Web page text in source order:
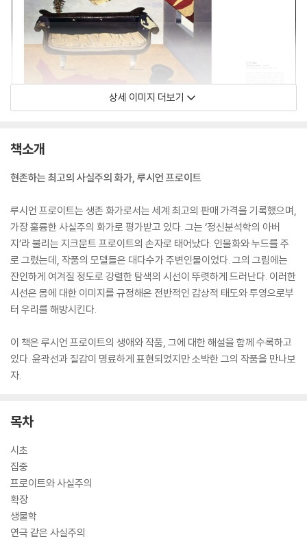
상세 이미지 더보기
책소개
현존하는 최고의 사실주의 화가, 루시언 프로이트
루시언 프로이트는 생존 화가로서는 세계 최고의 판매 가격을 기록했으며,
가장 훌륭한 사실주의 화가로 평가받고 있다. 그는 ‘정신분석학의 아버
지’라 불리는 지크문트 프로이트의 손자로 태어났다. 인물화와 누드를 주
로 그렸는데, 작품의 모델들은 대다수가 주변인물이었다. 그의 그림에는
잔인하게 여겨질 정도로 강렬한 탐색의 시선이 뚜렷하게 드러난다. 이러한
시선은 몸에 대한 이미지를 규정해온 전반적인 감상적 태도와 투영으로부
터 우리를 해방시킨다.
이 책은 루시언 프로이트의 생애와 작품, 그에 대한 해설을 함께 수록하고
있다. 윤곽선과 질감이 명료하게 표현되었지만 소박한 그의 작품을 만나보
자.
목차
시초
집중
프로이트와 사실주의
확장
생물학
연극 같은 사실주의